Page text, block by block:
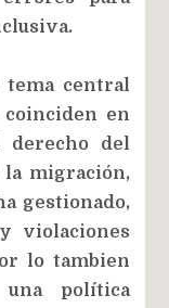
central
coinciden en
derecho del
la migración,
gestionado,
violaciones
lo tambien
política